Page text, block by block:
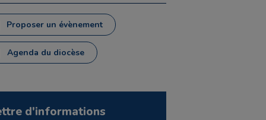
Proposer un évènement
Agenda du diocèse
d'informations